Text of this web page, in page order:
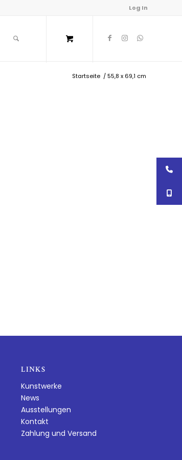
Log In
Startseite /55,8 x 69,1 cm
LINKS
Kunstwerke
News
Ausstellungen
Kontakt
Zahlung und Versand